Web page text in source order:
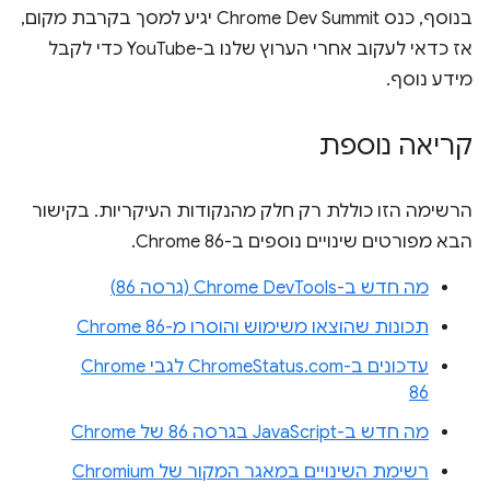
בנוסף, כנס Chrome Dev Summit יגיע למסך בקרבת מקום,
אז כדאי לעקוב אחרי הערוץ שלנו ב-YouTube כדי לקבל
מידע נוסף.
קריאה נוספת
הרשימה הזו כוללת רק חלק מהנקודות העיקריות. בקישור
הבא מפורטים שינויים נוספים ב-Chrome 86.
מה חדש ב-Chrome DevTools (גרסה 86)
תכונות שהוצאו משימוש והוסרו מ-Chrome 86
עדכונים ב-ChromeStatus.com לגבי Chrome
86
מה חדש ב-JavaScript בגרסה 86 של Chrome
רשימת השינויים במאגר המקור של Chromium